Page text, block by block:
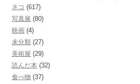
ネコ (617)
写真展 (80)
映画 (4)
未分類 (27)
美術展 (29)
読んだ本 (32)
食べ物 (37)